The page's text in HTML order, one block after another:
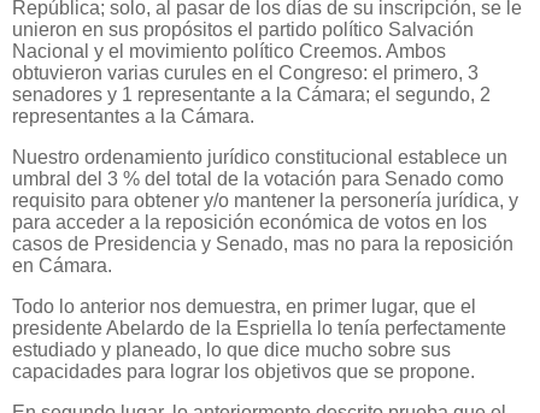
República; solo, al pasar de los días de su inscripción, se le
unieron en sus propósitos el partido político Salvación
Nacional y el movimiento político Creemos. Ambos
obtuvieron varias curules en el Congreso: el primero, 3
senadores y 1 representante a la Cámara; el segundo, 2
representantes a la Cámara.
Nuestro ordenamiento jurídico constitucional establece un
umbral del 3 % del total de la votación para Senado como
requisito para obtener y/o mantener la personería jurídica, y
para acceder a la reposición económica de votos en los
casos de Presidencia y Senado, mas no para la reposición
en Cámara.
Todo lo anterior nos demuestra, en primer lugar, que el
presidente Abelardo de la Espriella lo tenía perfectamente
estudiado y planeado, lo que dice mucho sobre sus
capacidades para lograr los objetivos que se propone.